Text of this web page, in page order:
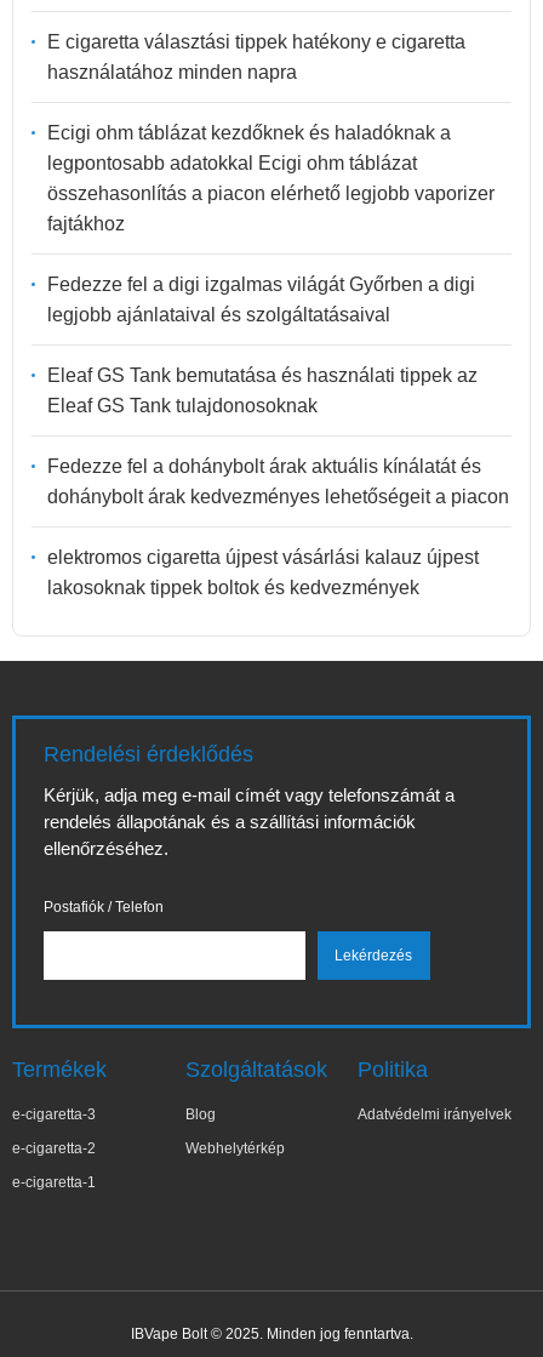
E cigaretta választási tippek hatékony e cigaretta
használatához minden napra
Ecigi ohm táblázat kezdőknek és haladóknak a
legpontosabb adatokkal Ecigi ohm táblázat
összehasonlítás a piacon elérhető legjobb vaporizer
fajtákhoz
Fedezze fel a digi izgalmas világát Győrben a digi
legjobb ajánlataival és szolgáltatásaival
Eleaf GS Tank bemutatása és használati tippek az
Eleaf GS Tank tulajdonosoknak
Fedezze fel a dohánybolt árak aktuális kínálatát és
dohánybolt árak kedvezményes lehetőségeit a piacon
elektromos cigaretta újpest vásárlási kalauz újpest
lakosoknak tippek boltok és kedvezmények
Rendelési érdeklődés
Kérjük, adja meg e-mail címét vagy telefonszámát a
rendelés állapotának és a szállítási információk
ellenőrzéséhez.
Postafiók / Telefon
Termékek
e-cigaretta-3
e-cigaretta-2
e-cigaretta-1
Szolgáltatások
Blog
Webhelytérkép
Politika
Adatvédelmi irányelvek
IBVape Bolt © 2025. Minden jog fenntartva.